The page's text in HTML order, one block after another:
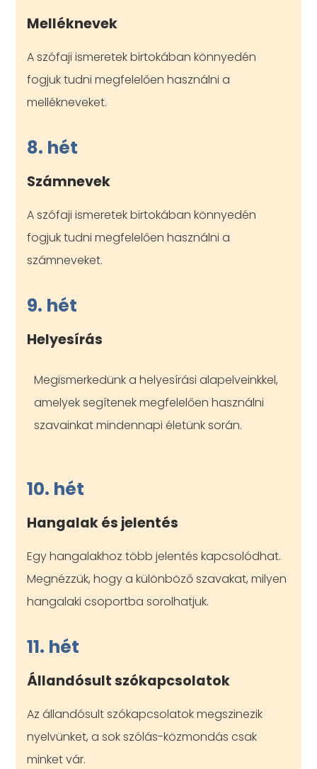
Melléknevek
A szófaji ismeretek birtokában könnyedén
fogjuk tudni megfelelően használni a
mellékneveket.
8. hét
Számnevek
A szófaji ismeretek birtokában könnyedén
fogjuk tudni megfelelően használni a
számneveket.
9. hét
Helyesírás
Megismerkedünk a helyesírási alapelveinkkel,
amelyek segítenek megfelelően használni
szavainkat mindennapi életünk során.
10. hét
Hangalak és jelentés
Egy hangalakhoz több jelentés kapcsolódhat.
Megnézzük, hogy a különböző szavakat, milyen
hangalaki csoportba sorolhatjuk.
11. hét
Állandósult szókapcsolatok
Az állandósult szókapcsolatok megszinezik
nyelvünket, a sok szólás-közmondás csak
minket vár.